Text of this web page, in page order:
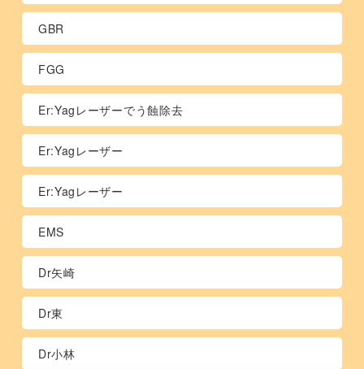
GBR
FGG
Er:Yagレーザーでう蝕除去
Er:Yagレーザー
Er:Yagレーザー
EMS
Dr矢崎
Dr東
Dr小林